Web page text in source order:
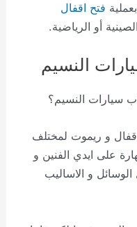
فتح اقفال
أو الرياضية.
النسيم
سيارات النسيم؟
و ريموت لمختلف
على ايدي الفنين و
و الاساليب